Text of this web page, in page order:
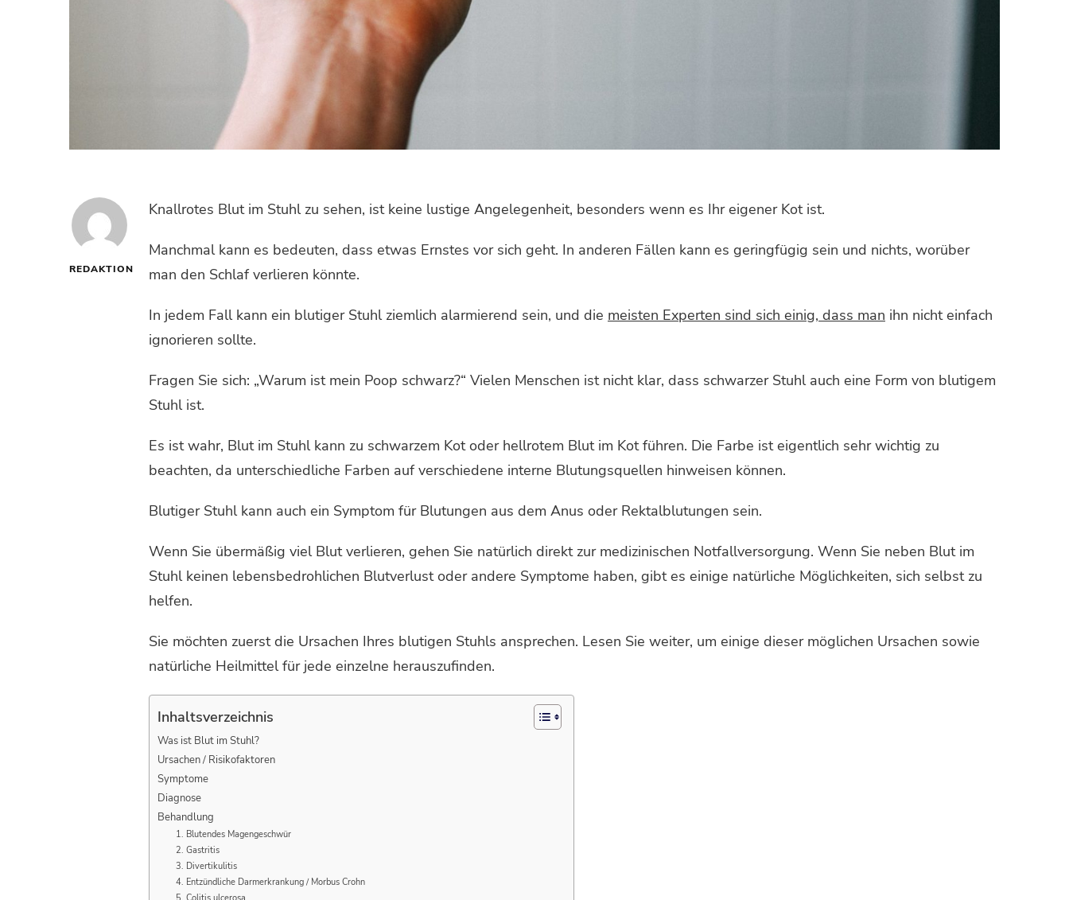
REDAKTION
Knallrotes Blut im Stuhl zu sehen, ist keine lustige Angelegenheit, besonders wenn es Ihr eigener Kot ist.
Manchmal kann es bedeuten, dass etwas Ernstes vor sich geht. In anderen Fällen kann es geringfügig sein und nichts, worüber
man den Schlaf verlieren könnte.
In jedem Fall kann ein blutiger Stuhl ziemlich alarmierend sein, und die meisten Experten sind sich einig, dass man ihn nicht einfach
ignorieren sollte.
Fragen Sie sich: „Warum ist mein Poop schwarz?“ Vielen Menschen ist nicht klar, dass schwarzer Stuhl auch eine Form von blutigem
Stuhl ist.
Es ist wahr, Blut im Stuhl kann zu schwarzem Kot oder hellrotem Blut im Kot führen. Die Farbe ist eigentlich sehr wichtig zu
beachten, da unterschiedliche Farben auf verschiedene interne Blutungsquellen hinweisen können.
Blutiger Stuhl kann auch ein Symptom für Blutungen aus dem Anus oder Rektalblutungen sein.
Wenn Sie übermäßig viel Blut verlieren, gehen Sie natürlich direkt zur medizinischen Notfallversorgung. Wenn Sie neben Blut im
Stuhl keinen lebensbedrohlichen Blutverlust oder andere Symptome haben, gibt es einige natürliche Möglichkeiten, sich selbst zu
helfen.
Sie möchten zuerst die Ursachen Ihres blutigen Stuhls ansprechen. Lesen Sie weiter, um einige dieser möglichen Ursachen sowie
natürliche Heilmittel für jede einzelne herauszufinden.
Inhaltsverzeichnis
Was ist Blut im Stuhl?
Ursachen / Risikofaktoren
Symptome
Diagnose
Behandlung
1. Blutendes Magengeschwür
2. Gastritis
3. Divertikulitis
4. Entzündliche Darmerkrankung / Morbus Crohn